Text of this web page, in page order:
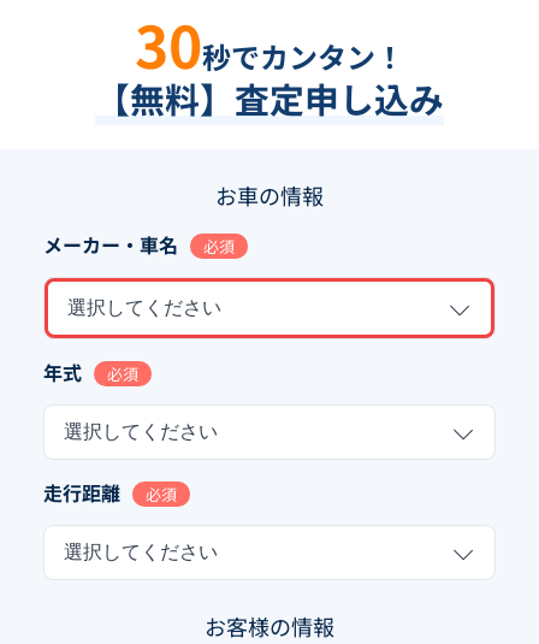
30秒でカンタン！
【無料】査定申し込み
お車の情報
メーカー・車名 必須
選択してください
年式 必須
選択してください
走行距離 必須
選択してください
お客様の情報